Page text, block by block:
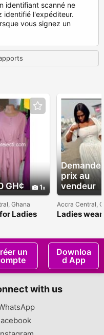
identifiant scanné ne
identifié l'expéditeur.
vous signez un
GH¢ 1
Ghana
Ladies
prix au
vendeur
Accra Central,
Ladies
un
Downloa
d App
with us